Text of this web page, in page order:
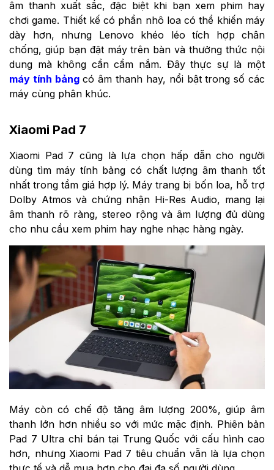
âm thanh xuất sắc, đặc biệt khi bạn xem phim hay
chơi game. Thiết kế có phần nhô loa có thể khiến máy
dày hơn, nhưng Lenovo khéo léo tích hợp chân
chống, giúp bạn đặt máy trên bàn và thưởng thức nội
dung mà không cần cầm nắm. Đây thực sự là một
máy tính bảngcó âm thanh hay, nổi bật trong số các
máy cùng phân khúc.
Xiaomi Pad 7
Xiaomi Pad 7 cũng là lựa chọn hấp dẫn cho người
dùng tìm máy tính bảng có chất lượng âm thanh tốt
nhất trong tầm giá hợp lý. Máy trang bị bốn loa, hỗ trợ
Dolby Atmos và chứng nhận Hi-Res Audio, mang lại
âm thanh rõ ràng, stereo rộng và âm lượng đủ dùng
cho nhu cầu xem phim hay nghe nhạc hàng ngày.
Máy còn có chế độ tăng âm lượng 200%, giúp âm
thanh lớn hơn nhiều so với mức mặc định. Phiên bản
Pad 7 Ultra chỉ bán tại Trung Quốc với cấu hình cao
hơn, nhưng Xiaomi Pad 7 tiêu chuẩn vẫn là lựa chọn